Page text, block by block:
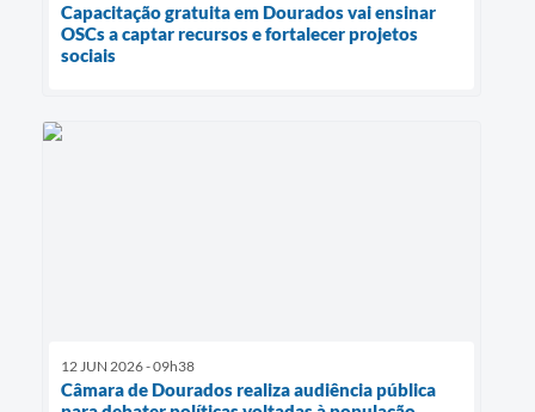
Capacitação gratuita em Dourados vai ensinar
OSCs a captar recursos e fortalecer projetos
sociais
12 JUN 2026 - 09h38
Câmara de Dourados realiza audiência pública